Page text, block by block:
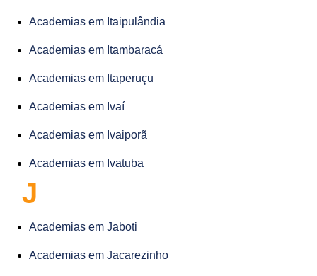
Academias em Itaipulândia
Academias em Itambaracá
Academias em Itaperuçu
Academias em Ivaí
Academias em Ivaiporã
Academias em Ivatuba
J
Academias em Jaboti
Academias em Jacarezinho